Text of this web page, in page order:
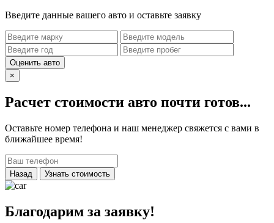
Введите данные вашего авто и оставьте заявку
Оценить авто
×
Расчет стоимости авто почти готов...
Оставьте номер телефона и наш менеджер свяжется с вами в
ближайшее время!
Назад Узнать стоимость
Благодарим за заявку!